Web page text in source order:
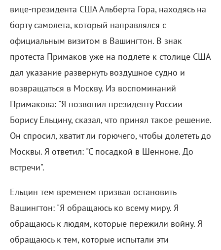
вице-президента США Альберта Гора, находясь на
борту самолета, который направлялся с
официальным визитом в Вашингтон. В знак
протеста Примаков уже на подлете к столице США
дал указание развернуть воздушное судно и
возвращаться в Москву. Из воспоминаний
Примакова: "Я позвонил президенту России
Борису Ельцину, сказал, что принял такое решение.
Он спросил, хватит ли горючего, чтобы долететь до
Москвы. Я ответил: "С посадкой в Шенноне. До
встречи".
Ельцин тем временем призвал остановить
Вашингтон: "Я обращаюсь ко всему миру. Я
обращаюсь к людям, которые пережили войну. Я
обращаюсь к тем, которые испытали эти